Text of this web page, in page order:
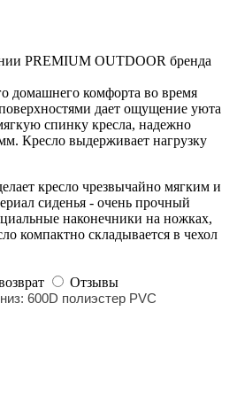
PREMIUM OUTDOOR бренда
домашнего комфорта во время
дает ощущение уюта
спинку кресла, надежно
Кресло выдерживает нагрузку
кресло чрезвычайно мягким и
сиденья - очень прочный
наконечники на ножках,
компактно складывается в чехол
Отзывы
600D полиэстер PVC